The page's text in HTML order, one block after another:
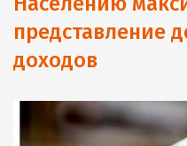
представление
доходов